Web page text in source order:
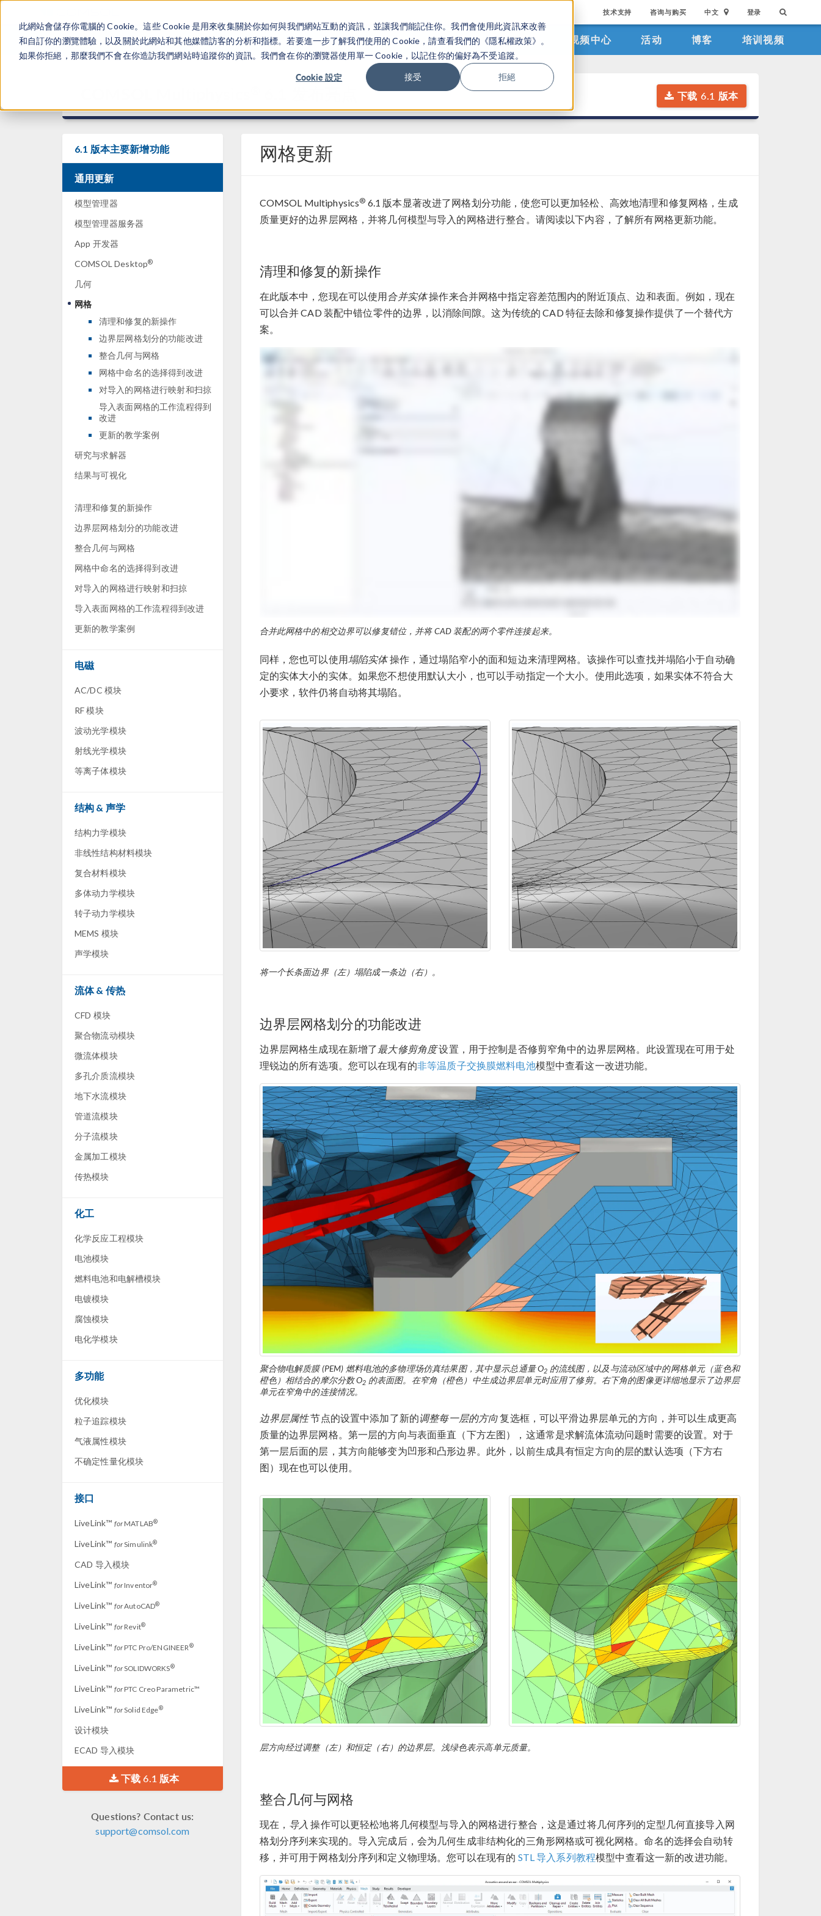
此網站會儲存你電腦的 Cookie。這些 Cookie 是用來收集關於你如何與我們網站互動的資訊，並讓我們能記住你。我們會使用此資訊來改善
和自訂你的瀏覽體驗，以及關於此網站和其他媒體訪客的分析和指標。若要進一步了解我們使用的 Cookie，請查看我們的《隱私權政策》。
如果你拒絕，那麼我們不會在你造訪我們網站時追蹤你的資訊。我們會在你的瀏覽器使用單一 Cookie，以記住你的偏好為不受追蹤。
Cookie 設定 接受 拒絕
技术支持 咨询与购买 中文 登录
产品 行业应用 视频中心 活动 博客 培训视频
下载 6.1 版本
6.1 版本主要新增功能
通用更新
模型管理器
模型管理器服务器
App 开发器
COMSOL Desktop®
几何
网格
清理和修复的新操作
边界层网格划分的功能改进
整合几何与网格
网格中命名的选择得到改进
对导入的网格进行映射和扫掠
导入表面网格的工作流程得到
改进
更新的教学案例
研究与求解器
结果与可视化
清理和修复的新操作
边界层网格划分的功能改进
整合几何与网格
网格中命名的选择得到改进
对导入的网格进行映射和扫掠
导入表面网格的工作流程得到改进
更新的教学案例
电磁
AC/DC 模块
RF 模块
波动光学模块
射线光学模块
等离子体模块
结构 & 声学
结构力学模块
非线性结构材料模块
复合材料模块
多体动力学模块
转子动力学模块
MEMS 模块
声学模块
流体 & 传热
CFD 模块
聚合物流动模块
微流体模块
多孔介质流模块
地下水流模块
管道流模块
分子流模块
金属加工模块
传热模块
化工
化学反应工程模块
电池模块
燃料电池和电解槽模块
电镀模块
腐蚀模块
电化学模块
多功能
优化模块
粒子追踪模块
气液属性模块
不确定性量化模块
接口
LiveLink™ forMATLAB®
LiveLink™ forSimulink®
CAD 导入模块
LiveLink™ forInventor®
LiveLink™ forAutoCAD®
LiveLink™ forRevit®
LiveLink™ forPTC Pro/ENGINEER®
LiveLink™ forSOLIDWORKS®
LiveLink™ forPTC Creo Parametric™
LiveLink™ forSolid Edge®
设计模块
ECAD 导入模块
下载 6.1 版本
Questions? Contact us:
support@comsol.com
网格更新
COMSOL Multiphysics® 6.1 版本显著改进了网格划分功能，使您可以更加轻松、高效地清理和修复网格，生成
质量更好的边界层网格，并将几何模型与导入的网格进行整合。请阅读以下内容，了解所有网格更新功能。
清理和修复的新操作
在此版本中，您现在可以使用合并实体操作来合并网格中指定容差范围内的附近顶点、边和表面。例如，现在
可以合并 CAD 装配中错位零件的边界，以消除间隙。这为传统的 CAD 特征去除和修复操作提供了一个替代方
案。
合并此网格中的相交边界可以修复错位，并将 CAD 装配的两个零件连接起来。
同样，您也可以使用塌陷实体操作，通过塌陷窄小的面和短边来清理网格。该操作可以查找并塌陷小于自动确
定的实体大小的实体。如果您不想使用默认大小，也可以手动指定一个大小。使用此选项，如果实体不符合大
小要求，软件仍将自动将其塌陷。
将一个长条面边界（左）塌陷成一条边（右）。
边界层网格划分的功能改进
边界层网格生成现在新增了 最大修剪角度设置，用于控制是否修剪窄角中的边界层网格。此设置现在可用于处
理锐边的所有选项。您可以在现有的非等温质子交换膜燃料电池模型中查看这一改进功能。
聚合物电解质膜 (PEM) 燃料电池的多物理场仿真结果图，其中显示总通量 O2 的流线图，以及与流动区域中的网格单元（蓝色和
橙色）相结合的摩尔分数 O2 的表面图。在窄角（橙色）中生成边界层单元时应用了修剪。右下角的图像更详细地显示了边界层
单元在窄角中的连接情况。
边界层属性节点的设置中添加了新的调整每一层的方向复选框，可以平滑边界层单元的方向，并可以生成更高
质量的边界层网格。第一层的方向与表面垂直（下方左图），这通常是求解流体流动问题时需要的设置。对于
第一层后面的层，其方向能够变为凹形和凸形边界。此外，以前生成具有恒定方向的层的默认选项（下方右
图）现在也可以使用。
层方向经过调整（左）和恒定（右）的边界层。浅绿色表示高单元质量。
整合几何与网格
现在， 导入 操作可以更轻松地将几何模型与导入的网格进行整合，这是通过将几何序列的定型几何直接导入网
格划分序列来实现的。导入完成后，会为几何生成非结构化的三角形网格或可视化网格。命名的选择会自动转
移，并可用于网格划分序列和定义物理场。您可以在现有的 STL 导入系列教程模型中查看这一新的改进功能。